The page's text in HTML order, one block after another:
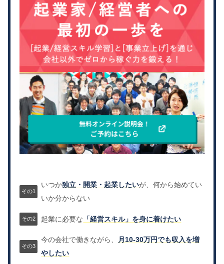
いつか独立・開業・起業したいが、何から始めてい
いか分からない
起業に必要な 「経営スキル」を身に着けたい
今の会社で働きながら、
月10-30万円でも収入を増
やしたい